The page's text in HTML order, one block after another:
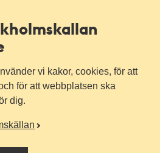
vi kakor, cookies, för att
för att webbplatsen ska
dig.